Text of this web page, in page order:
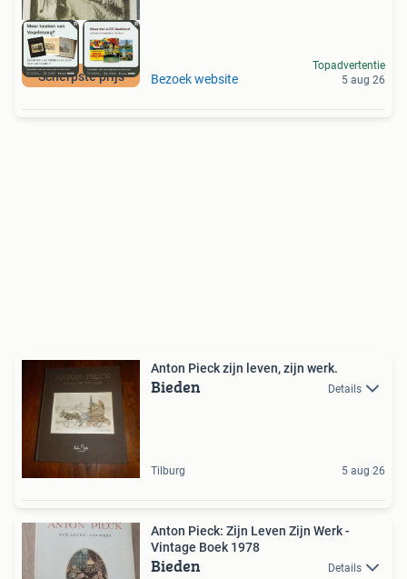
Scherpste prijs Bezoek website
Topadvertentie
5 aug 26
Anton Pieck zijn leven, zijn werk.
Bieden Details
Tilburg 5 aug 26
Anton Pieck: Zijn Leven Zijn Werk -
Vintage Boek 1978
Bieden Details